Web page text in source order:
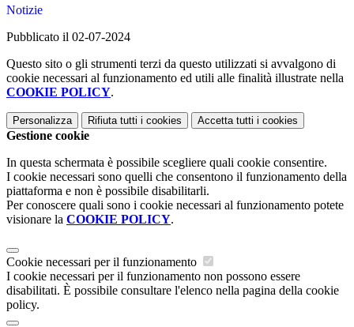
Notizie
Pubblicato il 02-07-2024
Questo sito o gli strumenti terzi da questo utilizzati si avvalgono di
cookie necessari al funzionamento ed utili alle finalità illustrate nella
COOKIE POLICY.
Personalizza Rifiuta tutti i cookies Accetta tutti i cookies
Gestione cookie
In questa schermata è possibile scegliere quali cookie consentire.
I cookie necessari sono quelli che consentono il funzionamento della
piattaforma e non è possibile disabilitarli.
Per conoscere quali sono i cookie necessari al funzionamento potete
visionare la COOKIE POLICY.
Cookie necessari per il funzionamento
I cookie necessari per il funzionamento non possono essere
disabilitati. È possibile consultare l'elenco nella pagina della cookie
policy.